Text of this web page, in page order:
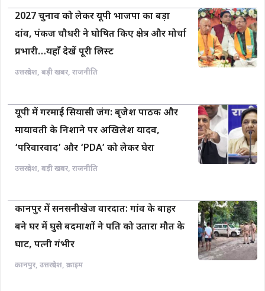
2027 चुनाव को लेकर यूपी भाजपा का बड़ा
दांव, पंकज चौधरी ने घोषित किए क्षेत्र और मोर्चा
प्रभारी…यहाँ देखें पूरी लिस्ट
उत्तरप्रदेश, बड़ी खबर, राजनीति
यूपी में गरमाई सियासी जंग: बृजेश पाठक और
मायावती के निशाने पर अखिलेश यादव,
‘परिवारवाद’ और ‘PDA’ को लेकर घेरा
उत्तरप्रदेश, बड़ी खबर, राजनीति
कानपुर में सनसनीखेज वारदात: गांव के बाहर
बने घर में घुसे बदमाशों ने पति को उतारा मौत के
घाट, पत्नी गंभीर
कानपुर, उत्तरप्रदेश, क्राइम